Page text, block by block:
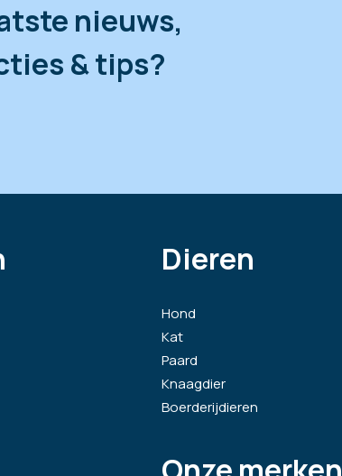
nieuws,
& tips?
Dieren
Hond
Kat
Paard
Knaagdier
Boerderijdieren